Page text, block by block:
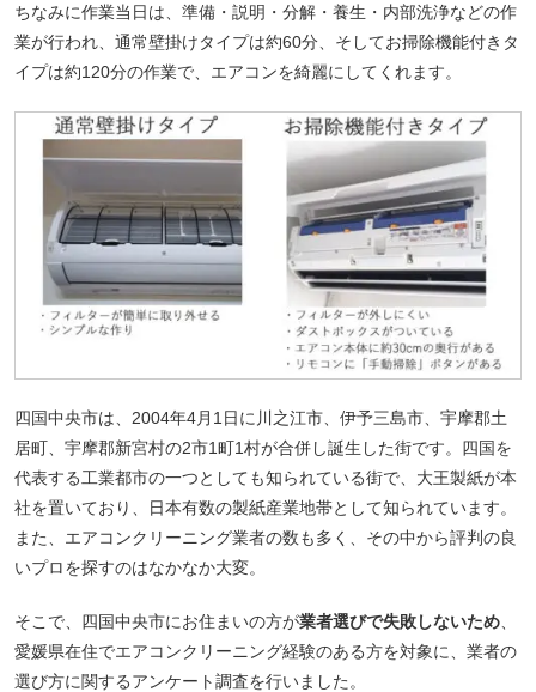
ちなみに作業当日は、準備・説明・分解・養生・内部洗浄などの作
業が行われ、通常壁掛けタイプは約60分、そしてお掃除機能付きタ
イプは約120分の作業で、エアコンを綺麗にしてくれます。
四国中央市は、2004年4月1日に川之江市、伊予三島市、宇摩郡土
居町、宇摩郡新宮村の2市1町1村が合併し誕生した街です。四国を
代表する工業都市の一つとしても知られている街で、大王製紙が本
社を置いており、日本有数の製紙産業地帯として知られています。
また、エアコンクリーニング業者の数も多く、その中から評判の良
いプロを探すのはなかなか大変。
そこで、四国中央市にお住まいの方が業者選びで失敗しないため
愛媛県在住でエアコンクリーニング経験のある方を対象に、業者の
選び方に関するアンケート調査を行いました。